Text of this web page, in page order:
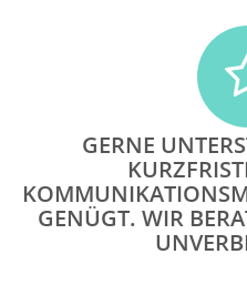
GERNE
ENÜGT. WIR